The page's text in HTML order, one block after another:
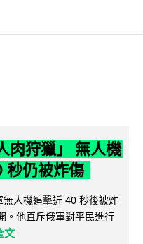
肉狩獵」 無人機
秒仍被炸傷
人機追擊近 40 秒後被炸
。他直斥俄軍對平民進行
文